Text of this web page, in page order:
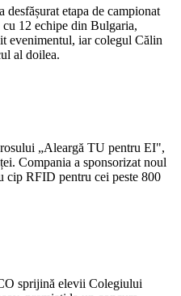
etapa de campionat
12 echipe din Bulgaria,
evenimentul, iar colegul Călin
al doilea.
„Aleargă TU pentru EI",
Compania a sponsorizat noul
cip RFID pentru cei peste 800
sprijină elevii Colegiului